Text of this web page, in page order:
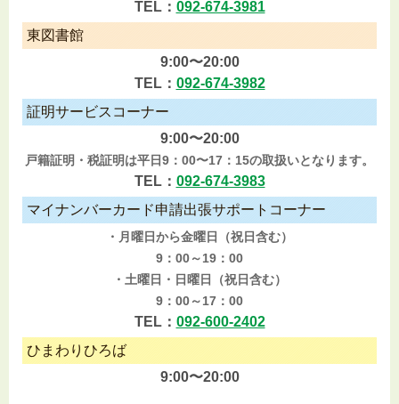
TEL： 092-674-3981
東図書館
9:00〜20:00
TEL： 092-674-3982
証明サービスコーナー
9:00〜20:00
戸籍証明・税証明は平日9：00〜17：15の取扱いとなります。
TEL： 092-674-3983
マイナンバーカード申請出張サポートコーナー
・月曜日から金曜日（祝日含む）
9：00～19：00
・土曜日・日曜日（祝日含む）
9：00～17：00
TEL： 092-600-2402
ひまわりひろば
9:00〜20:00